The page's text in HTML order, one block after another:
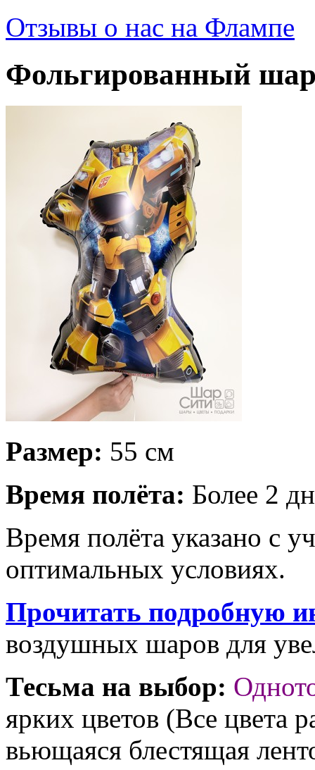
Отзывы о нас на Флампе
Фольгированный
Размер: 55 см
Время полёта: Более 2
Время полёта указано с
оптимальных условиях.
Прочитать подробную
воздушных шаров для
Тесьма на выбор:
ярких цветов (Все цвета
вьющаяся блестящая